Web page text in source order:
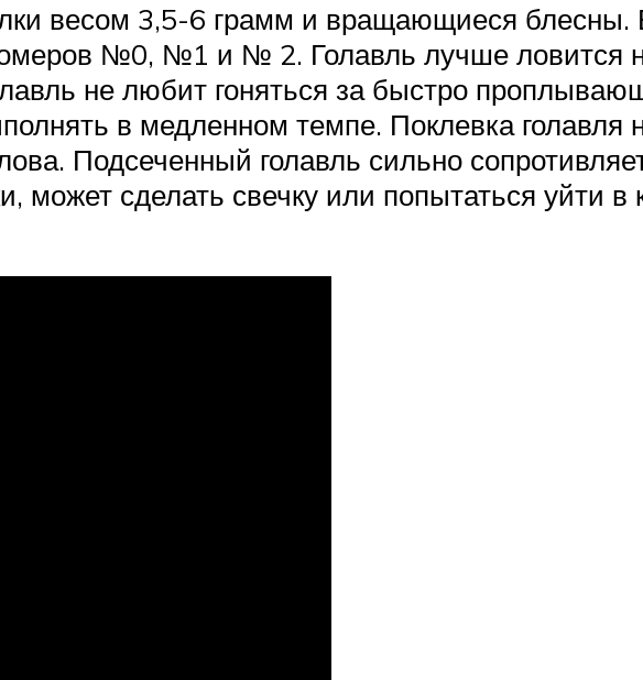
весом 3,5-6 грамм и вращающиеся
№0, №1 и № 2. Голавль лучше ловится
не любит гоняться за быстро
в медленном темпе. Поклевка голавля
Подсеченный голавль сильно
сделать свечку или попытаться уйти в